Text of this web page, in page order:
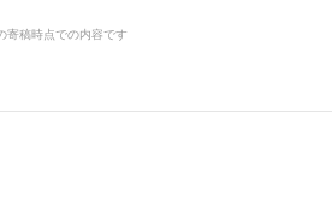
寄稿時点での内容です